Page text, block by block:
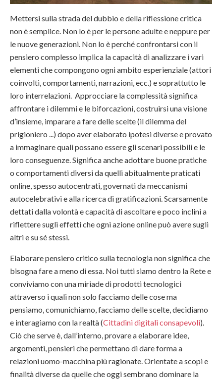
Mettersi sulla strada del dubbio e della riflessione critica
non è semplice. Non lo è per le persone adulte e neppure per
le nuove generazioni. Non lo è perché confrontarsi con il
pensiero complesso implica la capacità di analizzare i vari
elementi che compongono ogni ambito esperienziale (attori
coinvolti, comportamenti, narrazioni, ecc.) e soprattutto le
loro interrelazioni. Approcciare la complessità significa
affrontare i dilemmi e le biforcazioni, costruirsi una visione
d’insieme, imparare a fare delle scelte (il dilemma del
prigioniero ...) dopo aver elaborato ipotesi diverse e provato
a immaginare quali possano essere gli scenari possibili e le
loro conseguenze. Significa anche adottare buone pratiche
o comportamenti diversi da quelli abitualmente praticati
online, spesso autocentrati, governati da meccanismi
autocelebrativi e alla ricerca di gratificazioni. Scarsamente
dettati dalla volontà e capacità di ascoltare e poco inclini a
riflettere sugli effetti che ogni azione online può avere sugli
altri e su sé stessi.
Elaborare pensiero critico sulla tecnologia non significa che
bisogna fare a meno di essa. Noi tutti siamo dentro la Rete e
conviviamo con una miriade di prodotti tecnologici
attraverso i quali non solo facciamo delle cose ma
pensiamo, comunichiamo, facciamo delle scelte, decidiamo
e interagiamo con la realtà (Cittadini digitali consapevoli).
Ciò che serve è, dall’interno, provare a elaborare idee,
argomenti, pensieri che permettano di dare forma a
relazioni uomo-macchina più ragionate. Orientate a scopi e
finalità diverse da quelle che oggi sembrano dominare la